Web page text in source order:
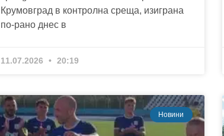
Крумовград в контролна среща, изиграна
по-рано днес в
11.07.2026 20:19
Новини